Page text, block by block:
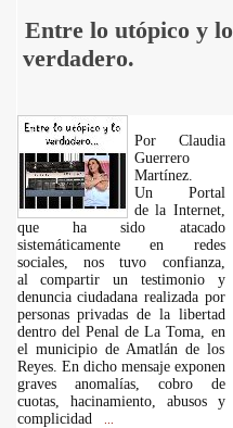
Entre lo utópico y lo
verdadero.
Por Claudia
Guerrero
Martínez.
​Un Portal
de la Internet,
que ha sido atacado
sistemáticamente en redes
sociales, nos tuvo confianza,
al compartir un testimonio y
denuncia ciudadana realizada por
personas privadas de la libertad
dentro del Penal de La Toma, en
el municipio de Amatlán de los
Reyes. En dicho mensaje exponen
graves anomalías, cobro de
cuotas, hacinamiento, abusos y
complicidad